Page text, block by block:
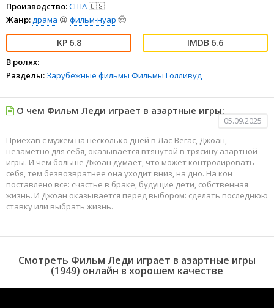
Производство:США🇺🇸
Жанр:драма 😫 фильм-нуар 🤠
6.8 6.6
В ролях:
Разделы: Зарубежные фильмы Фильмы Голливуд
О чем Фильм Леди играет в азартные игры:
05.09.2025
Приехав с мужем на несколько дней в Лас-Вегас, Джоан,
незаметно для себя, оказывается втянутой в трясину азартной
игры. И чем больше Джоан думает, что может контролировать
себя, тем безвозвратнее она уходит вниз, на дно. На кон
поставлено все: счастье в браке, будущие дети, собственная
жизнь. И Джоан оказывается перед выбором: сделать последнюю
ставку или выбрать жизнь.
Смотреть Фильм Леди играет в азартные игры
(1949) онлайн в хорошем качестве